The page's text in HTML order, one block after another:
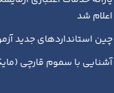
اعلام شد
چین استانداردهای جدید
آشنایی با سموم قارچی